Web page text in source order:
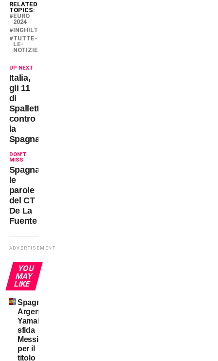
RELATED
TOPICS:
EURO
2024
INGHILTERRA
TUTTE-
LE-
NOTIZIE
UP NEXT
Italia,
gli 11
di
Spalletti
contro
la
Spagna
DON'T
MISS
Spagna,
le
parole
del CT
De La
Fuente
ADVERTISEMENT
YOU
MAY
LIKE
Spagna-
Argentina:
Yamal
sfida
Messi
per il
titolo